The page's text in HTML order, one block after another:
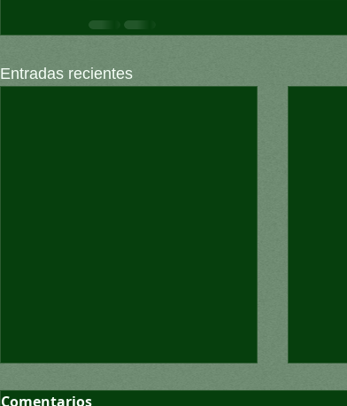
Entradas recientes
Comentarios